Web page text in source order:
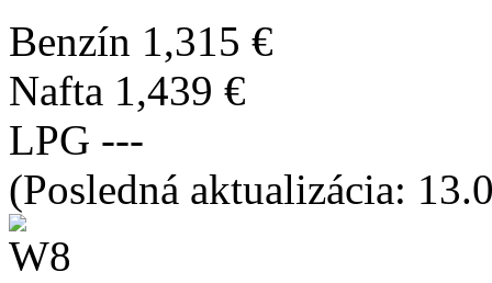
Benzín 1,315 €
Nafta 1,439 €
LPG ---
(Posledná aktualizácia: